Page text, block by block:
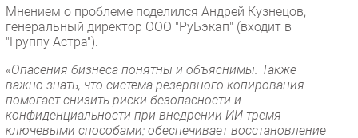
Мнением о проблеме поделился Андрей Кузнецов,
генеральный директор ООО "РуБэкап" (входит в
"Группу Астра").
«Опасения бизнеса понятны и объяснимы. Также
важно знать, что система резервного копирования
помогает снизить риски безопасности и
конфиденциальности при внедрении ИИ тремя
ключевыми способами: обеспечивает восстановление